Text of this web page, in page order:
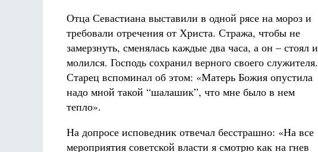
Отца Севастиана выставили в одной рясе на мороз и
требовали отречения от Христа. Стража, чтобы не
замерзнуть, сменялась каждые два часа, а он – стоял и
молился. Господь сохранил верного своего служителя.
Старец вспоминал об этом: «Матерь Божия опустила
надо мной такой “шалашик”, что мне было в нем
тепло».
На допросе исповедник отвечал бесстрашно: «На все
мероприятия советской власти я смотрю как на гнев